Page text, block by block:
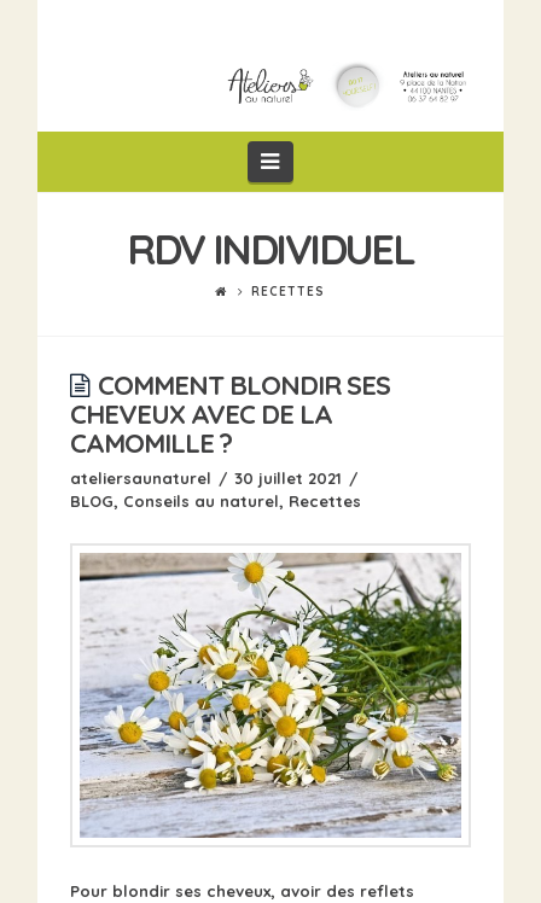
Navigation
RDV INDIVIDUEL
RECETTES
COMMENT BLONDIR SES
CHEVEUX AVEC DE LA
CAMOMILLE ?
ateliersaunaturel
30 juillet 2021
BLOG, Conseils au naturel, Recettes
Pour blondir ses cheveux, avoir des reflets